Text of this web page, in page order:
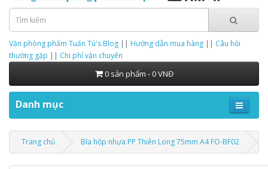
Văn phòng phẩm Tuấn Tú's Blog || Hướng dẫn mua hàng || Câu hỏi
thường gặp || Chi phí vận chuyển
0 sản phẩm - 0 VNĐ
Danh mục
Trang chủ Bìa hộp nhựa PP Thiên Long 75mm A4 FO-BF02